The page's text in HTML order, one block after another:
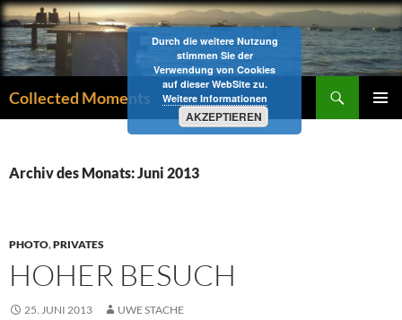
Zum
Inhalt
springen
Collected Moments
Archiv des Monats: Juni 2013
PHOTO,PRIVATES
HOHER BESUCH
25. JUNI 2013 UWE STACHE
Durch die weitere Nutzung
stimmen Sie der
Verwendung von Cookies
auf dieser WebSite zu.
Weitere Informationen
AKZEPTIEREN